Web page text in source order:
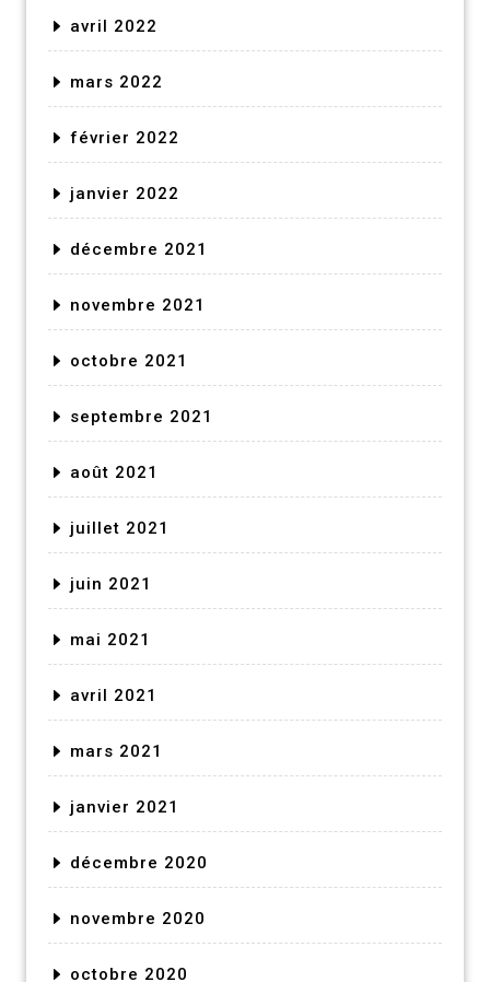
avril 2022
mars 2022
février 2022
janvier 2022
décembre 2021
novembre 2021
octobre 2021
septembre 2021
août 2021
juillet 2021
juin 2021
mai 2021
avril 2021
mars 2021
janvier 2021
décembre 2020
novembre 2020
octobre 2020